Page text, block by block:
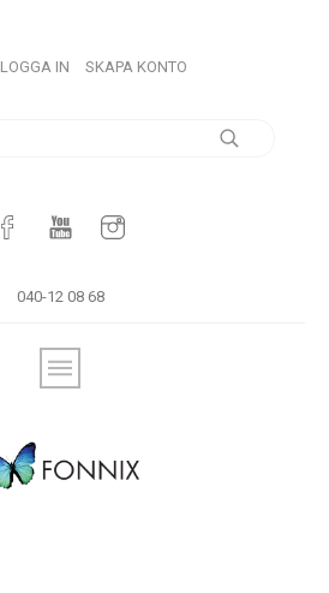
040-12 08 68
LOGGA IN SKAPA KONTO